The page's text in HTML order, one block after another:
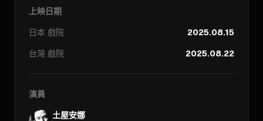
上映日期
日本 戲院
2025.08.15
台灣 戲院 2025.08.22
演員
土屋安娜